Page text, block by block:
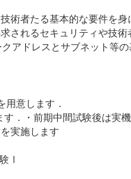
術者たる基本的な要件を
されるセキュリティや技
アドレスとサブネット等
用意します．
す．・前期中間試験後は実
実施します
Ⅰ